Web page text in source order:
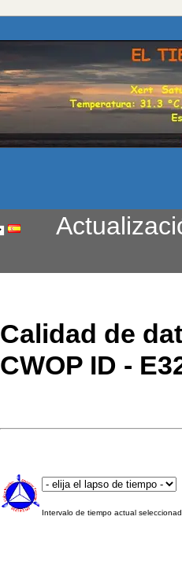
Calidad de
CWOP ID -
Intervalo de tiempo actual